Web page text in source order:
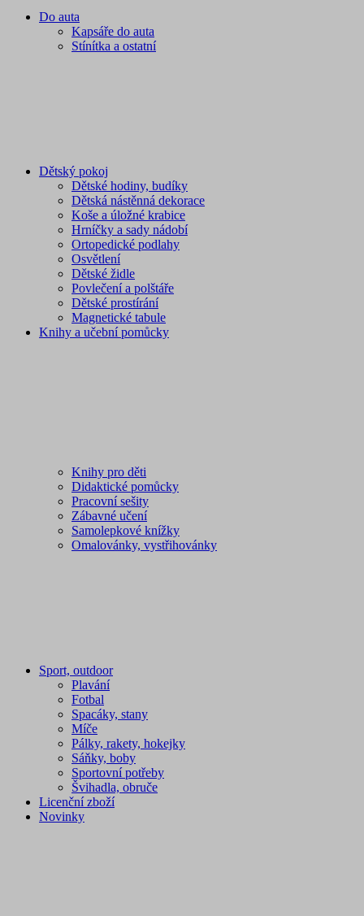
Do auta
Kapsáře do auta
Stínítka a ostatní
Dětský pokoj
Dětské hodiny, budíky
Dětská nástěnná dekorace
Koše a úložné krabice
Hrníčky a sady nádobí
Ortopedické podlahy
Osvětlení
Dětské židle
Povlečení a polštáře
Dětské prostírání
Magnetické tabule
Knihy a učební pomůcky
Knihy pro děti
Didaktické pomůcky
Pracovní sešity
Zábavné učení
Samolepkové knížky
Omalovánky, vystřihovánky
Sport, outdoor
Plavání
Fotbal
Spacáky, stany
Míče
Pálky, rakety, hokejky
Sáňky, boby
Sportovní potřeby
Švihadla, obruče
Licenční zboží
Novinky